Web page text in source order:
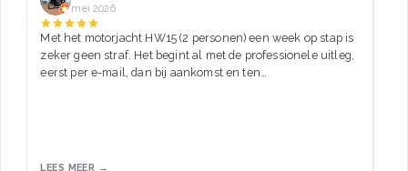
mei 2026
Met het motorjacht HW15 (2 personen) een week op stap is
zeker geen straf. Het begint al met de professionele uitleg,
eerst per e-mail, dan bij aankomst en ten…
LEES MEER →